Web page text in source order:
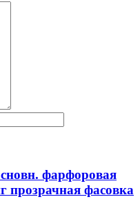
фарфоровая
прозрачная фасовка